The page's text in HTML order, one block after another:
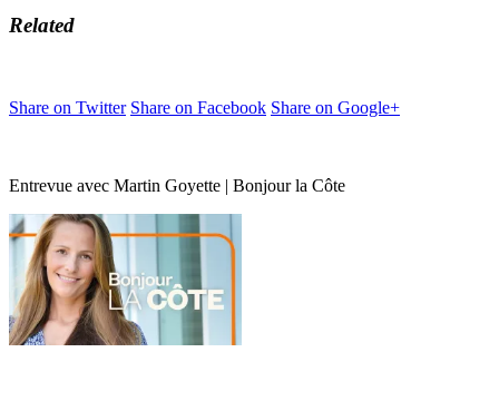
Related
Share on Twitter Share on Facebook Share on Google+
Entrevue avec Martin Goyette | Bonjour la Côte